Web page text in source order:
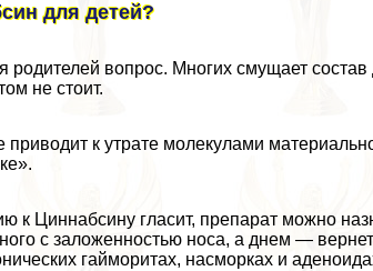
для детей?
вопрос. Многих смущает состав
не стоит.
приводит к утрате молекулами
к Циннабсину гласит, препарат можно
с заложенностью носа, а днем —
гайморитах, насморках и